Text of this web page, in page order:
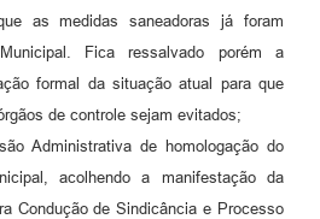
as medidas saneadoras já foram
Fica ressalvado porém a
formal da situação atual para que
de controle sejam evitados;
Administrativa de homologação do
acolhendo a manifestação da
Condução de Sindicância e Processo